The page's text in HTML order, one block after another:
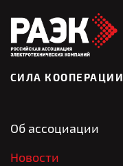
СИЛА КООПЕРАЦИИ
Об ассоциации
Новости